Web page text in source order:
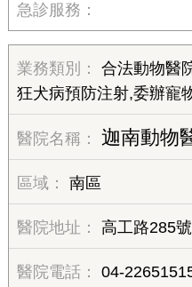
合法動物醫
狂犬病預防注射,委辦寵
迦南動物
南區
高工路285號
04-